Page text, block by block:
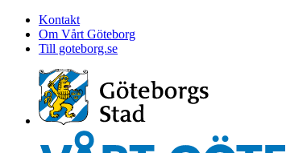
Kontakt
Om Vårt Göteborg
Till goteborg.se